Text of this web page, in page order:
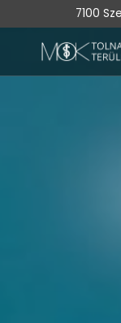
7100